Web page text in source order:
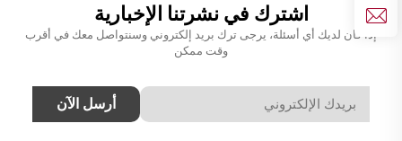
اشترك في نشرتنا الإخبارية
إذا كان لديك أي أسئلة، يرجى ترك بريد إلكتروني وسنتواصل معك في أقرب
وقت ممكن
أرسل الآن